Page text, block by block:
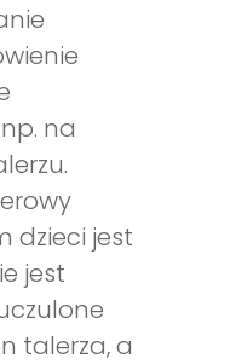
na
dzieci jest
jest
talerza, a